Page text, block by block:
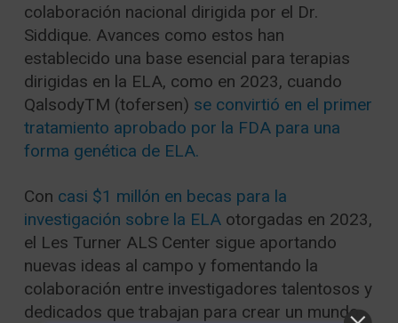
colaboración nacional dirigida por el Dr.
Siddique. Avances como estos han
establecido una base esencial para terapias
dirigidas en la ELA, como en 2023, cuando
QalsodyTM (tofersen) se convirtió en el primer
tratamiento aprobado por la FDA para una
forma genética de ELA.
Con casi $1 millón en becas para la
investigación sobre la ELAotorgadas en 2023,
el Les Turner ALS Center sigue aportando
nuevas ideas al campo y fomentando la
colaboración entre investigadores talentosos y
dedicados que trabajan para crear un mundo